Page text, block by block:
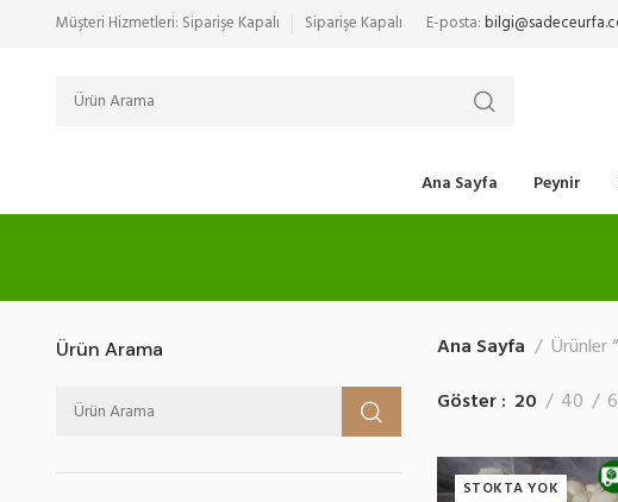
Müşteri Hizmetleri: Siparişe Kapalı Siparişe Kapalı E-posta:
Ana Sayfa Peynir
Ürün Arama Ana Sayfa
Ürünler
Göster
20 40
STOKTA YOK